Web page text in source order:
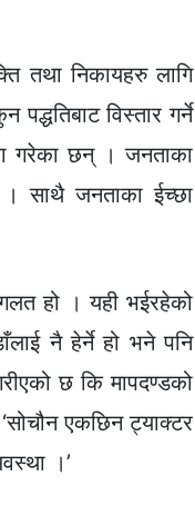
तथा निकायहरु लागि
विस्तार गर्ने
गरेका छन् । जनताका
। साथै जनताका ईच्छा
हो । यही भईरहेको
नै हेर्ने हो भने पनि
छ कि मापदण्डको
एकछिन ट्याक्टर
।’